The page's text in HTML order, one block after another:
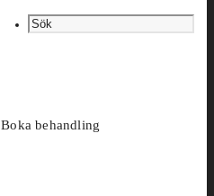
Boka behandling